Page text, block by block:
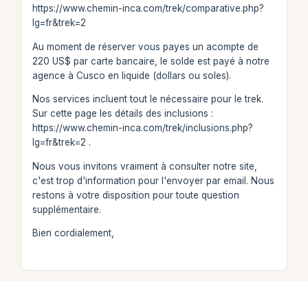
https://www.chemin-inca.com/trek/comparative.php?
lg=fr&trek=2
Au moment de réserver vous payes un acompte de
220 US$ par carte bancaire, le solde est payé à notre
agence à Cusco en liquide (dollars ou soles).
Nos services incluent tout le nécessaire pour le trek.
Sur cette page les détails des inclusions :
https://www.chemin-inca.com/trek/inclusions.php?
lg=fr&trek=2 .
Nous vous invitons vraiment à consulter notre site,
c'est trop d'information pour l'envoyer par email. Nous
restons à votre disposition pour toute question
supplémentaire.
Bien cordialement,